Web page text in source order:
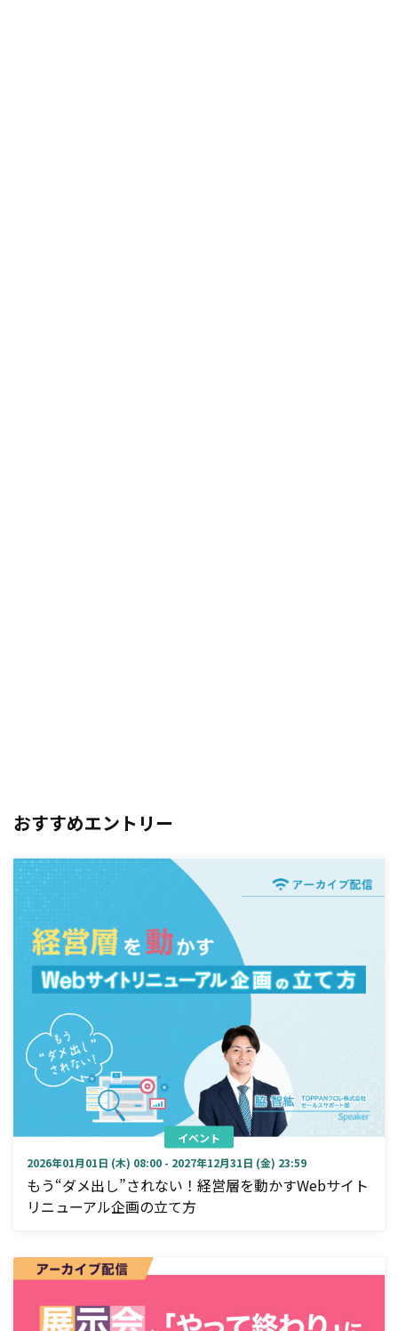
おすすめエントリー
イベント
2026年01月01日 (木) 08:00 - 2027年12月31日 (金) 23:59
もう“ダメ出し”されない！経営層を動かすWebサイト
リニューアル企画の立て方